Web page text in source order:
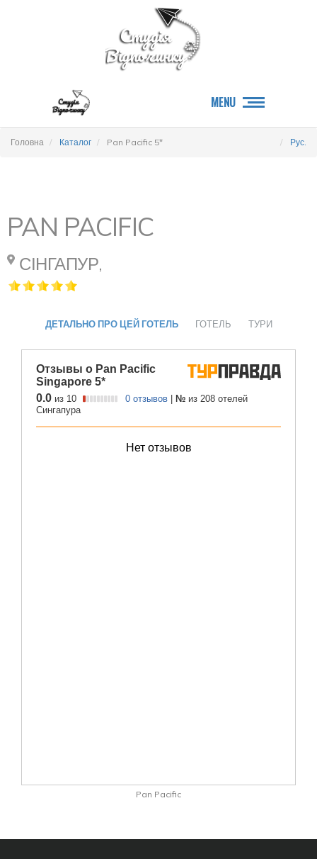
MENU
Головна Каталог Pan Pacific 5* Рус.
PAN PACIFIC
СІНГАПУР,
ДЕТАЛЬНО ПРО ЦЕЙ ГОТЕЛЬ ГОТЕЛЬ ТУРИ
Pan Pacific